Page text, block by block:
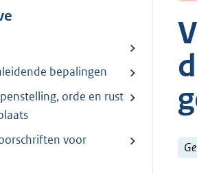
bepalingen
orde en rust
voor